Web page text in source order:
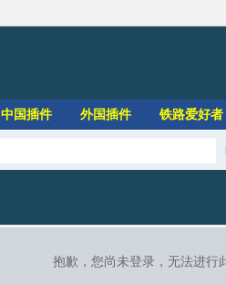
中国插件 外国插件 铁路爱好者
抱歉，您尚未登录，无法进行